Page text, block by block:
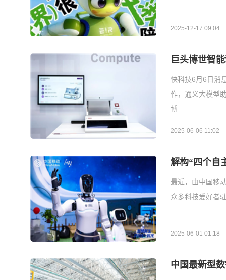
2025-12-17 09:04
巨头博世智
快科技6月6日消
作，通义大模型
博
2025-06-06 11:02
解构“四个自
最近，由中国移
众多科技爱好者
2025-06-01 01:18
中国最新型